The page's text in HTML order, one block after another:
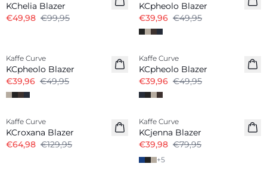
KChelia Blazer
€49,98 €99,95
KCpheolo Blazer
€39,96 €49,95
Kaffe Curve
KCpheolo Blazer
€39,96 €49,95
-20%
Kaffe Curve
KCpheolo Blazer
€39,96 €49,95
-50%
Kaffe Curve
KCroxana Blazer
€64,98 €129,95
-50%
Kaffe Curve
KCjenna Blazer
€39,98 €79,95
+5